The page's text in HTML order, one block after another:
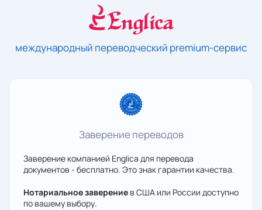
международный переводческий premium-сервис
Заверение переводов
Заверение компанией Englica для перевода
документов - бесплатно. Это знак гарантии качества.
Нотариальное заверение в США или России доступно
по вашему выбору.